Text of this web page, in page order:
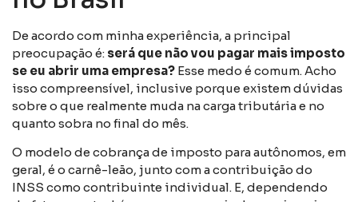
De acordo com minha experiência, a principal
preocupação é: será que não vou pagar mais imposto
se eu abrir uma empresa? Esse medo é comum. Acho
isso compreensível, inclusive porque existem dúvidas
sobre o que realmente muda na carga tributária e no
quanto sobra no final do mês.
O modelo de cobrança de imposto para autônomos, em
geral, é o carnê-leão, junto com a contribuição do
INSS como contribuinte individual. E, dependendo